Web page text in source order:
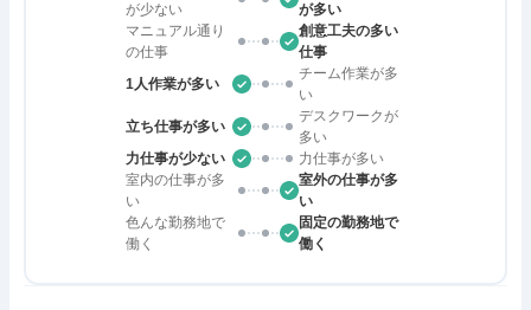
が少ない
が多い
マニュアル通り
の仕事
創意工夫の多い
仕事
1人作業が多い
チーム作業が多
い
立ち仕事が多い
デスクワークが
多い
力仕事が少ない
力仕事が多い
室内の仕事が多
い
室外の仕事が多
い
色んな勤務地で
働く
固定の勤務地で
働く